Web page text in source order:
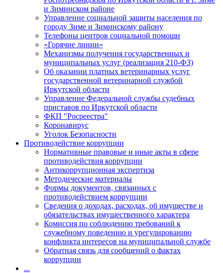
и Зиминском районе
Управление социальной защиты населения по
городу Зиме и Зиминскому району
Телефоны центров социальной помощи
«Горячие линии»
Механизмы получения государственных и
муниципальных услуг (реализация 210-ФЗ)
Об оказании платных ветеринарных услуг
государственной ветеринарной службой
Иркутской области
Управление Федеральной службы судебных
приставов по Иркутской области
ФКП "Росреестра"
Коронавирус
Уголок Безопасности
Противодействие коррупции
Нормативные правовые и иные акты в сфере
противодействия коррупции
Антикоррупционная экспертиза
Методические материалы
Формы документов, связанных с
противодействием коррупции
Сведения о доходах, расходах, об имуществе и
обязательствах имущественного характера
Комиссия по соблюдению требований к
служебному поведению и урегулированию
конфликта интересов на муниципальной службе
Обратная связь для сообщений о фактах
коррупции
...